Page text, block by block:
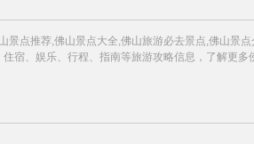
景点推荐,佛山景点大全,佛山旅游必去景点,佛山
宿、娱乐、行程、指南等旅游攻略信息，了解更多